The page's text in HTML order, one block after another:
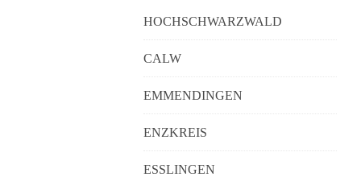
HOCHSCHWARZWALD
CALW
EMMENDINGEN
ENZKREIS
ESSLINGEN